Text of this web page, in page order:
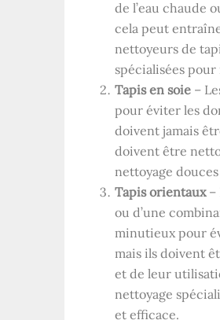
de l’eau chaude
cela peut
nettoyeurs de
spécialisées
Tapis en soie –
pour éviter les
doivent jamais
doivent être
nettoyage
Tapis orientaux–
ou d’une
minutieux pour
mais ils doivent
et de leur
nettoyage
et efficace.